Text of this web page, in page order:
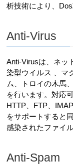
析技術により、
Anti-Virus
Anti-Virusは、ネッ
染型ウイルス 、マ
ム、トロイの木馬
を行います。対応
HTTP、FTP、
をサポートすると
感染されたファイ
Anti-Spam